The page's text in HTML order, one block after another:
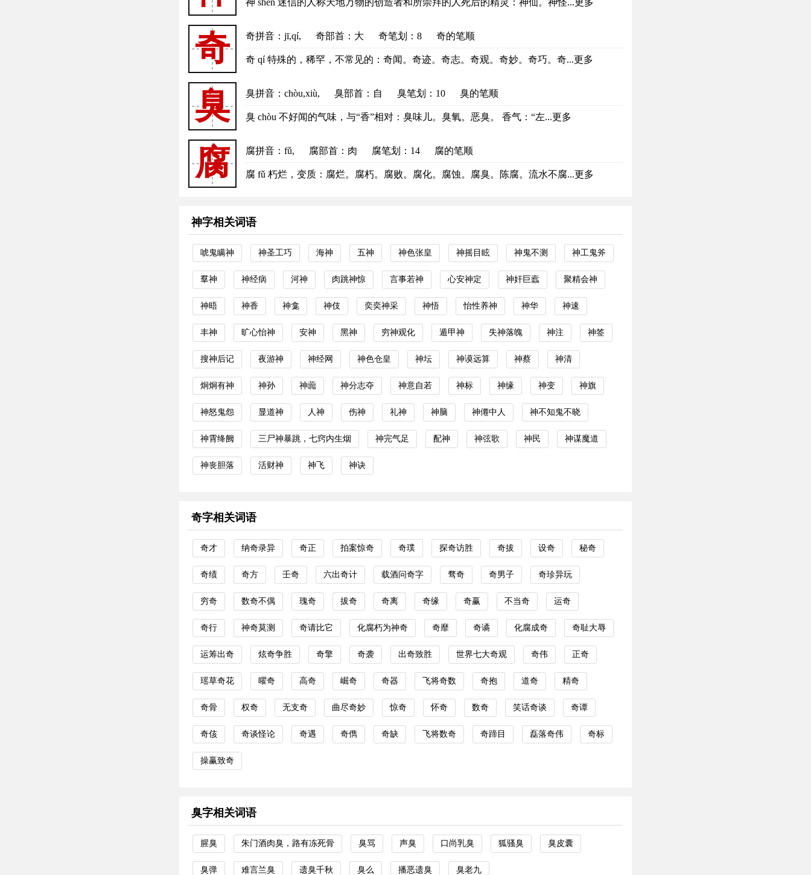
神 shén 迷信的人称天地万物的创造者和所崇拜的人死后的精灵：神仙。神怪...更多
奇 奇拼音 ：jī,qí, 奇部首 ：大 奇笔划：8 奇的笔顺
奇 qí 特殊的，稀罕，不常见的：奇闻。奇迹。奇志。奇观。奇妙。奇巧。奇...更多
臭 臭拼音 ：chòu,xiù, 臭部首 ：自 臭笔划：10 臭的笔顺
臭 chòu 不好闻的气味，与“香”相对：臭味儿。臭氧。恶臭。 香气：“左...更多
腐 腐拼音 ：fǔ, 腐部首 ：肉 腐笔划：14 腐的笔顺
腐 fǔ 朽烂，变质：腐烂。腐朽。腐败。腐化。腐蚀。腐臭。陈腐。流水不腐...更多
神字相关词语
唬鬼瞒神 神圣工巧 海神 五神 神色张皇 神摇目眩 神鬼不测 神工鬼斧
羣神 神经病 河神 肉跳神惊 言事若神 心安神定 神奸巨蠧 聚精会神
神晤 神香 神龛 神伎 奕奕神采 神悟 怡性养神 神华 神速
丰神 旷心怡神 安神 黑神 穷神观化 遁甲神 失神落魄 神注 神签
搜神后记 夜游神 神经网 神色仓皇 神坛 神谟远算 神蔡 神清
炯炯有神 神孙 神虈 神分志夺 神意自若 神标 神缘 神变 神旗
神怒鬼怨 显道神 人神 伤神 礼神 神脑 神僊中人 神不知鬼不晓
神霄绛阙 三尸神暴跳，七窍内生烟 神完气足 配神 神弦歌 神民 神谋魔道
神丧胆落 活财神 神飞 神诀
奇字相关词语
奇才 纳奇录异 奇正 拍案惊奇 奇璞 探奇访胜 奇拔 设奇 秘奇
奇绩 奇方 壬奇 六出奇计 载酒问奇字 骛奇 奇男子 奇珍异玩
穷奇 数奇不偶 瑰奇 拔奇 奇离 奇缘 奇赢 不当奇 运奇
奇行 神奇莫测 奇请比它 化腐朽为神奇 奇靡 奇谲 化腐成奇 奇耻大辱
运筹出奇 炫奇争胜 奇擎 奇袭 出奇致胜 世界七大奇观 奇伟 正奇
瑶草奇花 曜奇 高奇 崛奇 奇器 飞将奇数 奇抱 道奇 精奇
奇骨 权奇 无支奇 曲尽奇妙 惊奇 怀奇 数奇 笑话奇谈 奇谭
奇侅 奇谈怪论 奇遇 奇儁 奇缺 飞将数奇 奇蹄目 磊落奇伟 奇标
操赢致奇
臭字相关词语
腥臭 朱门酒肉臭，路有冻死骨 臭骂 声臭 口尚乳臭 狐骚臭 臭皮囊
臭弹 难言兰臭 遗臭千秋 臭么 播恶遗臭 臭老九